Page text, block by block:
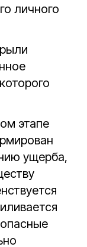
личного
этапе
ущерба,